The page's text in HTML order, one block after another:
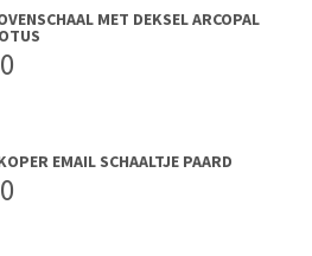
MET DEKSEL ARCOPAL
EMAIL SCHAALTJE PAARD